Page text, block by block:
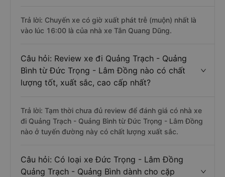
Trả lời: Chuyến xe có giờ xuất phát trễ (muộn) nhất là
vào lúc 16:00 là của nhà xe Tân Quang Dũng.
Câu hỏi: Review xe đi Quảng Trạch - Quảng
Bình từ Đức Trọng - Lâm Đồng nào có chất
lượng tốt, xuất sắc, cao cấp nhất?
Trả lời: Tạm thời chưa đủ review để đánh giá có nhà xe
đi Quảng Trạch - Quảng Bình từ Đức Trọng - Lâm Đồng
nào ở tuyến đường này có chất lượng xuất sắc.
Câu hỏi: Có loại xe Đức Trọng - Lâm Đồng
Quảng Trạch - Quảng Bình dành cho cặp